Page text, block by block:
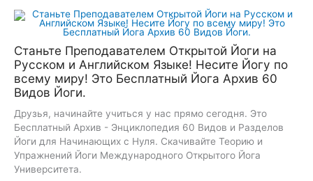
Перейти
Станьте Преподавателем Открытой Йоги на
Русском и Английском Языке! Несите Йогу по
всему миру! Это Бесплатный Йога Архив 60
Видов Йоги.
Друзья, начинайте учиться у нас прямо сегодня. Это
Бесплатный Архив - Энциклопедия 60 Видов и Разделов
Йоги для Начинающих с Нуля. Скачивайте Теорию и
Упражнений Йоги Международного Открытого Йога
Университета.